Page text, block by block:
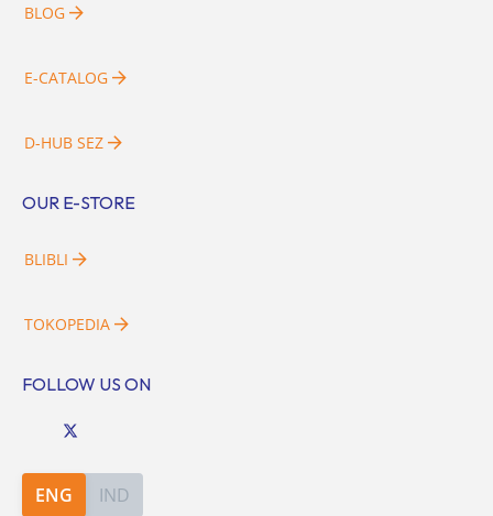
BLOG
E-CATALOG
D-HUB SEZ
OUR E-STORE
BLIBLI
TOKOPEDIA
FOLLOW US ON
ENG IND